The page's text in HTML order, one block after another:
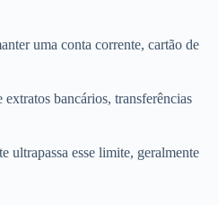
uma conta corrente, cartão de
bancários, transferências
ultrapassa esse limite, geralmente